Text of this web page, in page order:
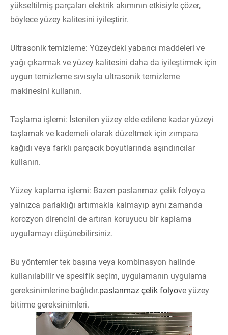
yükseltilmiş parçaları elektrik akımının etkisiyle çözer,
böylece yüzey kalitesini iyileştirir.
Ultrasonik temizleme: Yüzeydeki yabancı maddeleri ve
yağı çıkarmak ve yüzey kalitesini daha da iyileştirmek için
uygun temizleme sıvısıyla ultrasonik temizleme
makinesini kullanın.
Taşlama işlemi: İstenilen yüzey elde edilene kadar yüzeyi
taşlamak ve kademeli olarak düzeltmek için zımpara
kağıdı veya farklı parçacık boyutlarında aşındırıcılar
kullanın.
Yüzey kaplama işlemi: Bazen paslanmaz çelik folyoya
yalnızca parlaklığı artırmakla kalmayıp aynı zamanda
korozyon direncini de artıran koruyucu bir kaplama
uygulamayı düşünebilirsiniz.
Bu yöntemler tek başına veya kombinasyon halinde
kullanılabilir ve spesifik seçim, uygulamanın uygulama
gereksinimlerine bağlıdır.paslanmaz çelik folyove yüzey
bitirme gereksinimleri.